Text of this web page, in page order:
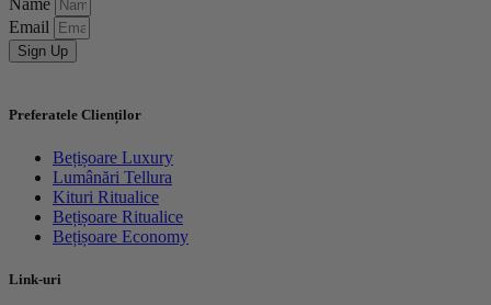
Email
Sign Up
Preferatele Clienților
Bețișoare Luxury
Lumânări Tellura
Kituri Ritualice
Bețișoare Ritualice
Bețișoare Economy
Link-uri